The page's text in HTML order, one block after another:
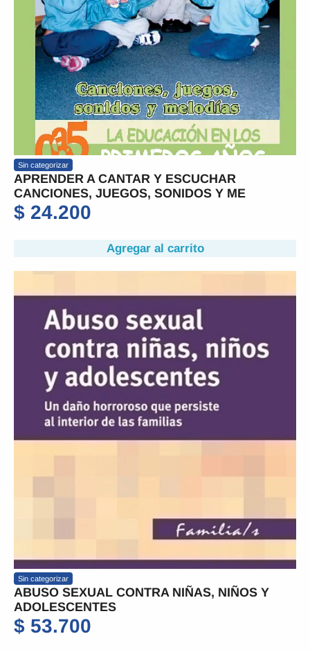
Sin categorizar
APRENDER A CANTAR Y ESCUCHAR
CANCIONES, JUEGOS, SONIDOS Y ME
$ 24.200
Agregar al carrito
Sin categorizar
ABUSO SEXUAL CONTRA NIÑAS, NIÑOS Y
ADOLESCENTES
$ 53.700